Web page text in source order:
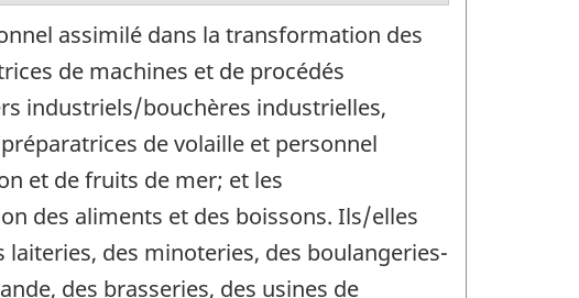
assimilé dans la transformation des
de machines et de procédés
industriels/bouchères industrielles,
de volaille et personnel
et de fruits de mer; et les
des aliments et des boissons. Ils/elles
des minoteries, des boulangeries-
des brasseries, des usines de